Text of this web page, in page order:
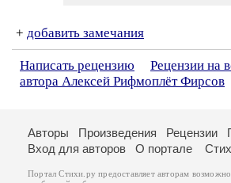
+ добавить замечания
Написать рецензию
Рецензии на
автора Алексей Рифмоплёт Фирсов
Авторы Произведения Рецензии
Вход для авторов
О портале
Портал Стихи.ру предоставляет авторам